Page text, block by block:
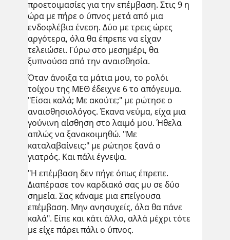
προετοιμασίες για την επέμβαση. Στις 9 η
ώρα με πήρε ο ύπνος μετά από μια
ενδοφλέβια ένεση. Δύο με τρεις ώρες
αργότερα, όλα θα έπρεπε να είχαν
τελειώσει. Γύρω στο μεσημέρι, θα
ξυπνούσα από την αναισθησία.
Όταν άνοιξα τα μάτια μου, το ρολόι
τοίχου της ΜΕΘ έδειχνε 6 το απόγευμα.
"Είσαι καλά; Με ακούτε;" με ρώτησε ο
αναισθησιολόγος. Έκανα νεύμα, είχα μια
γούνινη αίσθηση στο λαιμό μου. Ήθελα
απλώς να ξανακοιμηθώ. "Με
καταλαβαίνεις;" με ρώτησε ξανά ο
γιατρός. Και πάλι έγνεψα.
"Η επέμβαση δεν πήγε όπως έπρεπε.
Διαπέρασε τον καρδιακό σας μυ σε δύο
σημεία. Σας κάναμε μια επείγουσα
επέμβαση. Μην ανησυχείς, όλα θα πάνε
καλά". Είπε και κάτι άλλο, αλλά μέχρι τότε
με είχε πάρει πάλι ο ύπνος.